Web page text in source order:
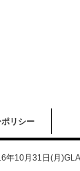
リシー
年10月31日(月